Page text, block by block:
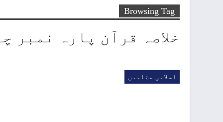
Browsing Tag
خلاصہ قرآن پارہ نمبر
اسلامی مضامین